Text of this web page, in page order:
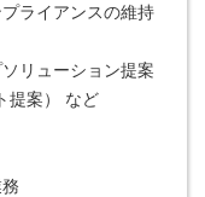
ライアンスの維持
リューション提案
提案） など